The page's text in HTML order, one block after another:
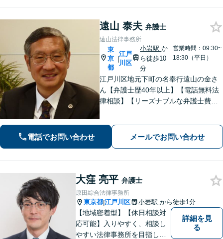
遠山 泰夫 弁護士
遠山法律事務所
東
京
都
|
江戸
川区
小岩駅か
ら徒歩10
分
営業時間：09:30~
18:30（平日）
江戸川区地元下町の名奉行遠山の金さ
ん【弁護士歴40年以上】【電話無料法
律相談】【リーズナブルな弁護士費
着した業務を展開。実績・経験豊富な
弁護士の確かな見解と事件処理。
電話でお問い合わせ メールでお問い合わせ
大窪 亮平 弁護士
原田綜合法律事務所
東京都|江戸川区 小岩駅 から徒歩1分
【地域密着型】【休日相談対
応可能】入りやすく、相談し
やすい法律事務所を目指して
詳細を見
る